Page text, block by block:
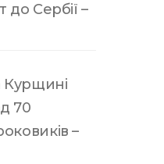
до Сербії –
Курщині
70
–